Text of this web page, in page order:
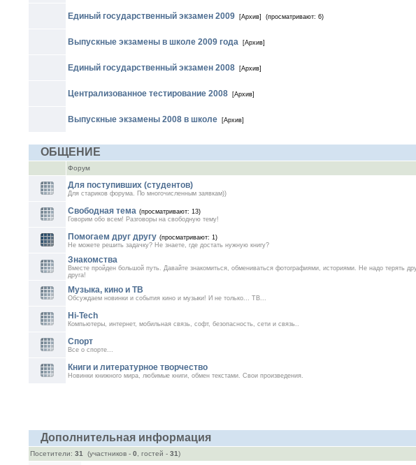
Единый государственный экзамен 2009 [Архив] (просматривают: 6)
Выпускные экзамены в школе 2009 года [Архив]
Единый государственный экзамен 2008 [Архив]
Централизованное тестирование 2008 [Архив]
Выпускные экзамены 2008 в школе [Архив]
ОБЩЕНИЕ
Форум
Для поступивших (студентов)
Для стариков форума. По многочисленным заявкам))
Свободная тема (просматривают: 13)
Говорим обо всем! Разговоры на свободную тему!
Помогаем друг другу (просматривают: 1)
Не можете решить задачку? Не знаете, где достать нужную книгу?
Знакомства
Вместе пройден большой путь. Давайте знакомиться, обмениваться фотографиями, историями. Не надо терять
друга!
Музыка, кино и ТВ
Обсуждаем новинки и события кино и музыки! И не только... ТВ...
Hi-Tech
Компьютеры, интернет, мобильная связь, софт, безопасность, сети и связь..
Спорт
Все о спорте...
Книги и литературное творчество
Новинки книжного мира, любимые книги, обмен текстами. Свои произведения.
Дополнительная информация
Посетители: 31 (участников - 0, гостей - 31)